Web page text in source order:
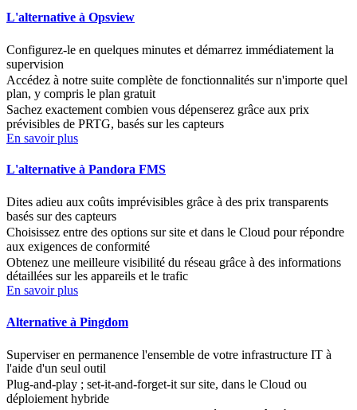
L'alternative à Opsview
Configurez-le en quelques minutes et démarrez immédiatement la
supervision
Accédez à notre suite complète de fonctionnalités sur n'importe quel
plan, y compris le plan gratuit
Sachez exactement combien vous dépenserez grâce aux prix
prévisibles de PRTG, basés sur les capteurs
En savoir plus
L'alternative à Pandora FMS
Dites adieu aux coûts imprévisibles grâce à des prix transparents
basés sur des capteurs
Choisissez entre des options sur site et dans le Cloud pour répondre
aux exigences de conformité
Obtenez une meilleure visibilité du réseau grâce à des informations
détaillées sur les appareils et le trafic
En savoir plus
Alternative à Pingdom
Superviser en permanence l'ensemble de votre infrastructure IT à
l'aide d'un seul outil
Plug-and-play ; set-it-and-forget-it sur site, dans le Cloud ou
déploiement hybride